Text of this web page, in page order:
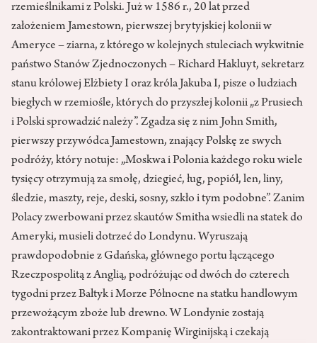
rzemieślnikami z Polski. Już w 1586 r., 20 lat przed
założeniem Jamestown, pierwszej brytyjskiej kolonii w
Ameryce – ziarna, z którego w kolejnych stuleciach wykwitnie
państwo Stanów Zjednoczonych – Richard Hakluyt, sekretarz
stanu królowej Elżbiety I oraz króla Jakuba I, pisze o ludziach
biegłych w rzemiośle, których do przyszłej kolonii „z Prusiech
i Polski sprowadzić należy”. Zgadza się z nim John Smith,
pierwszy przywódca Jamestown, znający Polskę ze swych
podróży, który notuje: „Moskwa i Polonia każdego roku wiele
tysięcy otrzymują za smołę, dziegieć, ług, popiół, len, liny,
śledzie, maszty, reje, deski, sosny, szkło i tym podobne”. Zanim
Polacy zwerbowani przez skautów Smitha wsiedli na statek do
Ameryki, musieli dotrzeć do Londynu. Wyruszają
prawdopodobnie z Gdańska, głównego portu łączącego
Rzeczpospolitą z Anglią, podróżując od dwóch do czterech
tygodni przez Bałtyk i Morze Północne na statku handlowym
przewożącym zboże lub drewno. W Londynie zostają
zakontraktowani przez Kompanię Wirginijską i czekają